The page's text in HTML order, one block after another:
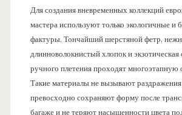
Для создания вневременных коллекций
мастера используют только экологичные и
фактуры. Тончайший шерстяной фетр,
длинноволокнистый хлопок и экзотическая
ручного плетения проходят многоэтапную
Такие материалы не вызывают
превосходно сохраняют форму после
багаже и не теряют насыщенности цвета